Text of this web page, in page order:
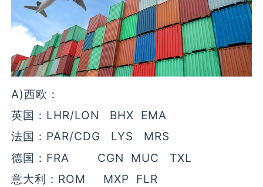
A)西欧：
英国：LHR/LON BHX EMA
法国：PAR/CDG LYS MRS
德国：FRA CGN MUC TXL
意大利：ROM MXP FLR